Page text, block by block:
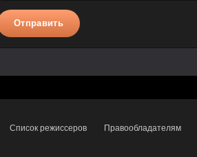
Отправить
Список режиссеров Правообладателям